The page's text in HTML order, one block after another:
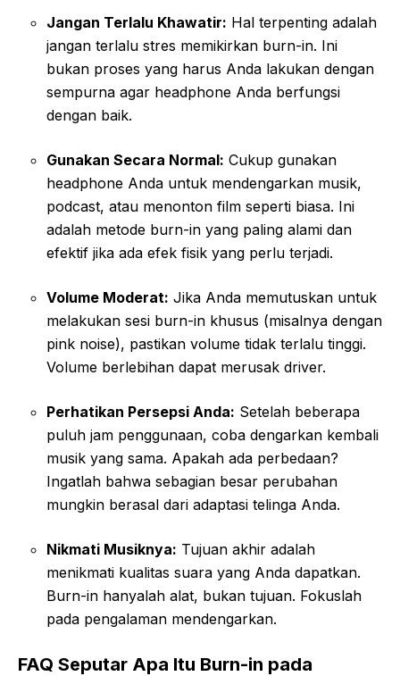
Jangan Terlalu Khawatir: Hal terpenting adalah
jangan terlalu stres memikirkan burn-in. Ini
bukan proses yang harus Anda lakukan dengan
sempurna agar headphone Anda berfungsi
dengan baik.
Gunakan Secara Normal: Cukup gunakan
headphone Anda untuk mendengarkan musik,
podcast, atau menonton film seperti biasa. Ini
adalah metode burn-in yang paling alami dan
efektif jika ada efek fisik yang perlu terjadi.
Volume Moderat: Jika Anda memutuskan untuk
melakukan sesi burn-in khusus (misalnya dengan
pink noise), pastikan volume tidak terlalu tinggi.
Volume berlebihan dapat merusak driver.
Perhatikan Persepsi Anda: Setelah beberapa
puluh jam penggunaan, coba dengarkan kembali
musik yang sama. Apakah ada perbedaan?
Ingatlah bahwa sebagian besar perubahan
mungkin berasal dari adaptasi telinga Anda.
Nikmati Musiknya: Tujuan akhir adalah
menikmati kualitas suara yang Anda dapatkan.
Burn-in hanyalah alat, bukan tujuan. Fokuslah
pada pengalaman mendengarkan.
FAQ Seputar Apa Itu Burn-in pada